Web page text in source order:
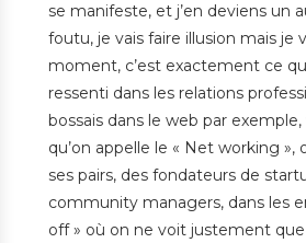
se manifeste, et j’en deviens un
foutu, je vais faire illusion mais je
moment, c’est exactement ce
ressenti dans les relations
bossais dans le web par
qu’on appelle le « Net working »,
ses pairs, des fondateurs de
community managers, dans les
off » où on ne voit justement